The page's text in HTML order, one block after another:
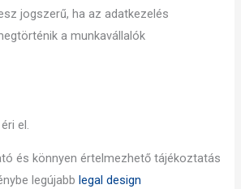
jogszerű, ha az adatkezelés
a munkavállalók
éri el.
és könnyen értelmezhető tájékoztatás
legújabb legal design